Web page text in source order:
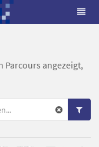
Parcours angezeigt,